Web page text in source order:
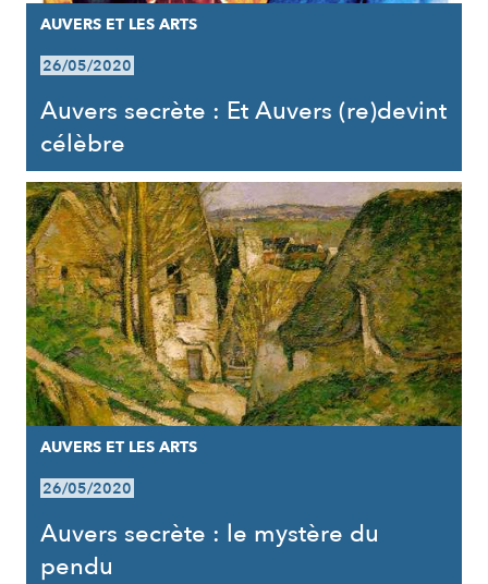
AUVERS ET LES ARTS
26/05/2020
Auvers secrète : Et Auvers (re)devint
célèbre
AUVERS ET LES ARTS
26/05/2020
Auvers secrète : le mystère du
pendu